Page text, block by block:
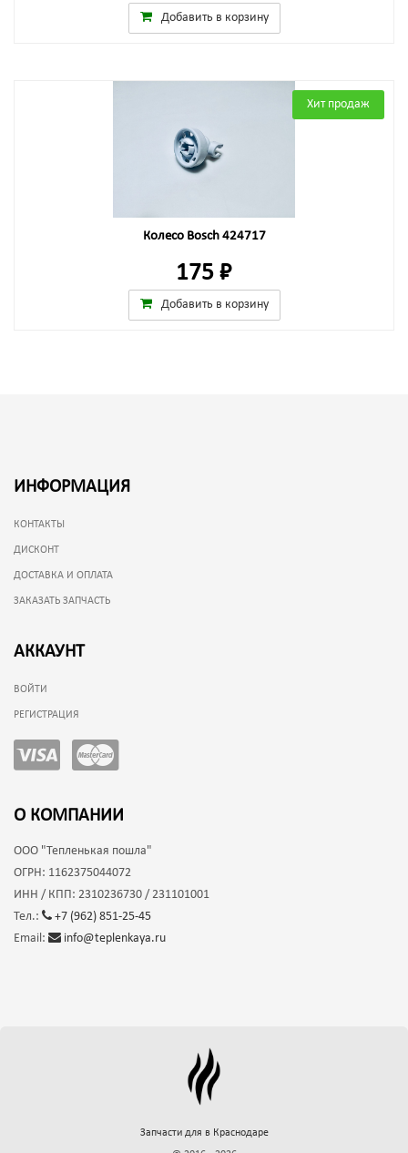
Добавить в корзину
Хит продаж
Колесо Bosch 424717
175 ₽
Добавить в корзину
ИНФОРМАЦИЯ
КОНТАКТЫ
ДИСКОНТ
ДОСТАВКА И ОПЛАТА
ЗАКАЗАТЬ ЗАПЧАСТЬ
АККАУНТ
ВОЙТИ
РЕГИСТРАЦИЯ
О КОМПАНИИ
ООО "Тепленькая пошла"
ОГРН: 1162375044072
ИНН / КПП: 2310236730 / 231101001
Тел.:
+7 (962) 851-25-45
Email:
info@teplenkaya.ru
Запчасти для в Краснодаре